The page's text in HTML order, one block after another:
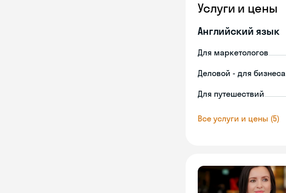
Услуги и цены
Английский язык
Для маркетологов
Деловой - для бизнеса
Для путешествий
Все услуги и цены (5)